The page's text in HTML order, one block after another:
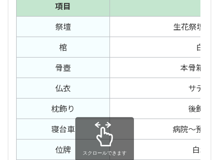
項目
祭壇
生花祭壇
棺
白布棺
骨壺
本骨箱、
仏衣
サテン
枕飾り
後飾り
寝台車
病院〜預か
位牌
白木位
スクロールできます